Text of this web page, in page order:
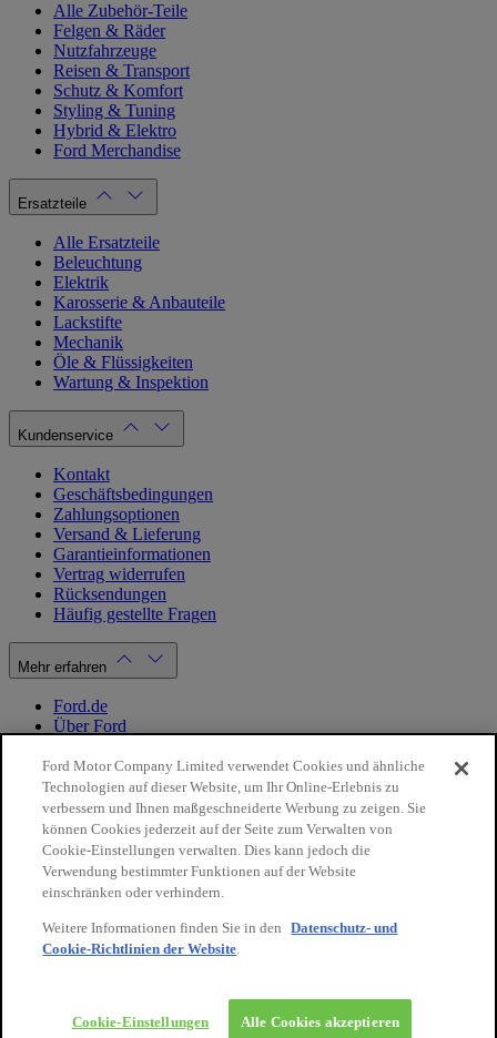
Alle Zubehör-Teile
Felgen & Räder
Nutzfahrzeuge
Reisen & Transport
Schutz & Komfort
Styling & Tuning
Hybrid & Elektro
Ford Merchandise
Ersatzteile
Alle Ersatzteile
Beleuchtung
Elektrik
Karosserie & Anbauteile
Lackstifte
Mechanik
Öle & Flüssigkeiten
Wartung & Inspektion
Kundenservice
Kontakt
Geschäftsbedingungen
Zahlungsoptionen
Versand & Lieferung
Garantieinformationen
Vertrag widerrufen
Rücksendungen
Häufig gestellte Fragen
Mehr erfahren
Ford.de
Über Ford
Datenschutzbestimmungen
Impressum
Mein Konto
Login / Registrierung
Meine Bestellungen
Land ändern
Ford Motor Company Limited verwendet Cookies und ähnliche
Technologien auf dieser Website, um Ihr Online-Erlebnis zu
verbessern und Ihnen maßgeschneiderte Werbung zu zeigen. Sie
können Cookies jederzeit auf der Seite zum Verwalten von
Cookie-Einstellungen verwalten. Dies kann jedoch die
Verwendung bestimmter Funktionen auf der Website
einschränken oder verhindern.
Weitere Informationen finden Sie in den
Datenschutz- und
Cookie-Richtlinien der Website.
Cookie-Einstellungen Alle Cookies akzeptieren
Bestellung